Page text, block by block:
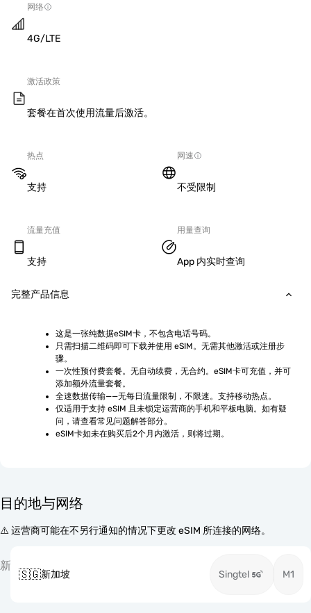
网络
4G/LTE
激活政策
套餐在首次使用流量后激活。
热点
支持
网速
不受限制
流量充值
支持
用量查询
App 内实时查询
完整产品信息
这是一张纯数据eSIM卡，不包含电话号码。
只需扫描二维码即可下载并使用 eSIM。无需其他激活或注册步
骤。
一次性预付费套餐。无自动续费，无合约。eSIM卡可充值，并可
添加额外流量套餐。
全速数据传输——无每日流量限制，不限速。支持移动热点。
仅适用于支持 eSIM 且未锁定运营商的手机和平板电脑。如有疑
问，请查看常见问题解答部分。
eSIM卡如未在购买后2个月内激活，则将过期。
目的地与网络
⚠️ 运营商可能在不另行通知的情况下更改 eSIM 所连接的网络。
新
🇸🇬新加坡 Singtel M1